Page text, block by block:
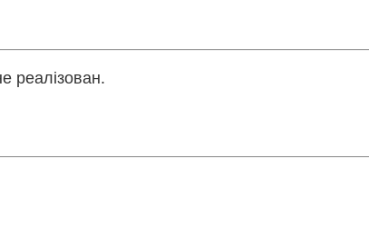
реалізован.